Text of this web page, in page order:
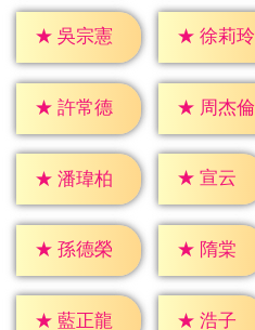
★ 吳宗憲 ★ 徐莉玲
★ 許常德 ★ 周杰倫
★ 潘瑋柏 ★ 宣云
★ 孫德榮 ★ 隋棠
★ 藍正龍 ★ 浩子